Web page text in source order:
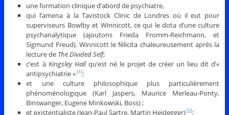
une formation clinique d’abord de psychiatre,
qui l’amena à la Tavistock Clinic de Londres où il eut pour
superviseurs Bowlby et Winnicott, ce qui le dota d’une culture
psychanalytique (ajoutons Frieda Fromm-Reichmann, et
Sigmund Freud). Winnicott le félicita chaleureusement après la
lecture de The Divided Self;
c’est à Kingsley Hallqu’est né le projet de créer un lieu dit d’«
antipsychiatrie » [1];
et une culture philosophique plus particulièrement
phénoménologique (Karl Jaspers, Maurice Merleau-Ponty,
Binswanger, Eugene Minkowski, Boss) ;
et existentialiste (Jean-Paul Sartre, Martin Heidegger) [2];